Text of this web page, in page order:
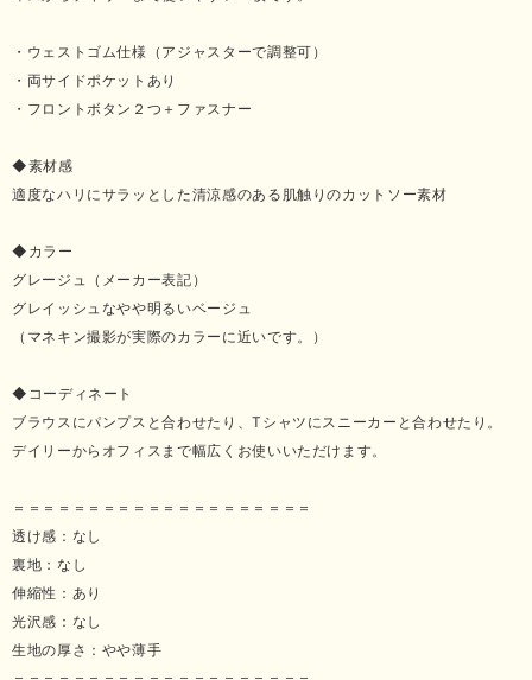
・ウェストゴム仕様（アジャスターで調整可）
・両サイドポケットあり
・フロントボタン２つ＋ファスナー
◆素材感
適度なハリにサラッとした清涼感のある肌触りのカットソー素材
◆カラー
グレージュ（メーカー表記）
グレイッシュなやや明るいベージュ
（マネキン撮影が実際のカラーに近いです。）
◆コーディネート
ブラウスにパンプスと合わせたり、Tシャツにスニーカーと合わせたり。
デイリーからオフィスまで幅広くお使いいただけます。
＝＝＝＝＝＝＝＝＝＝＝＝＝＝＝＝＝＝＝＝
透け感：なし
裏地：なし
伸縮性：あり
光沢感：なし
生地の厚さ：やや薄手